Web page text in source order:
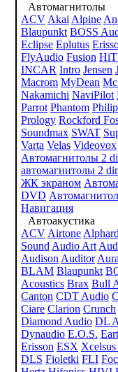
Автомагнитолы
ACV Akai Alpine
Blaupunkt BOSS
Eclipse Eplutus
FlyAudio Fusion
INCAR Intro Jensen
Macrom MyDean
Nakamichi NaviPilot
Parrot Phantom
Prology Rockford
Soundmax SWAT
Varta Velas Videovox
Автомагнитолы 2
автомагнитолы 2
ЖК экраном
DVD
Навигация
Автоакустика
ACV Airtone Alphard
Sound Audio Art
Audison Auditor Aura
BLAM Blaupunkt
Acoustics Brax Bull
Canton CDT Audio
Ciare Clarion Crunch
Diamond Audio DL
Dynaudio E.O.S.
Erisson ESX
DLS Fioletki FLI